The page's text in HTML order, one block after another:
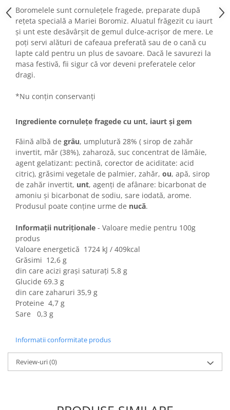
Cornulete
Boromele
Cornulete fragede
Pasca
Pasca Fresh
Cereale
Paine
Chifle
Colaci festivi
Snack-uri sărate
Covrigi cu ulei de masline
Covrigi de Buzau
Grisine
Crochete
Faina
Arpacas si pesmet
Malai
Produse congelate
Panificatie congelata
Patiserie congelata
Baton Cookie congelat
Cheesecake congelat
Horeca
Boromelele sunt cornulețele fragede, preparate după
rețeta specială a Mariei Boromiz. Aluatul frăgezit cu iaurt
și unt este desăvârșit de gemul dulce-acrișor de mere. Le
poți servi alături de cafeaua preferată sau de o cană cu
lapte cald pentru un plus de savoare. Dacă le savurezi la
masa festivă, fii sigur că vor deveni preferatele celor
dragi.
*Nu conțin conservanți
Ingrediente cornulețe fragede cu unt, iaurt și gem
Făină albă de grâu, umplutură 28% ( sirop de zahăr
invertit, măr (38%), zaharoză, suc concentrat de lămâie,
agent gelatizant: pectină, corector de aciditate: acid
citric), grăsimi vegetale de palmier, zahăr, ou, apă, sirop
de zahăr invertit, unt, agenți de afânare: bicarbonat de
amoniu și bicarbonat de sodiu, sare iodată, arome.
Produsul poate conține urme de nucă.
Informații nutriționale - Valoare medie pentru 100g
produs
Valoare energetică 1724 kJ / 409kcal
Grăsimi 12,6 g
din care acizi grași saturați 5,8 g
Glucide 69.3 g
din care zaharuri 35,9 g
Proteine 4,7 g
Sare 0,3 g
Informatii conformitate produs
Review-uri(0)